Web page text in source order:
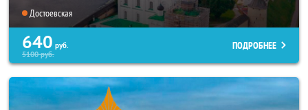
Достоевская
640 руб.
5100руб.
ПОДРОБНЕЕ